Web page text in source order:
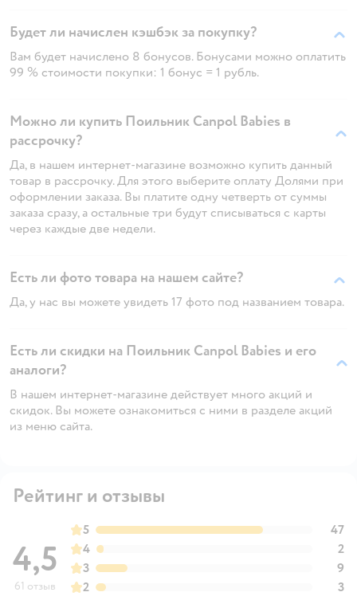
Будет ли начислен кэшбэк за покупку?
Вам будет начислено 8 бонусов. Бонусами можно оплатить
99 % стоимости покупки: 1 бонус = 1 рубль.
Можно ли купить Поильник Canpol Babies в
рассрочку?
Да, в нашем интернет-магазине возможно купить данный
товар в рассрочку. Для этого выберите оплату Долями при
оформлении заказа. Вы платите одну четверть от суммы
заказа сразу, а остальные три будут списываться с карты
через каждые две недели.
Есть ли фото товара на нашем сайте?
Да, у нас вы можете увидеть 17 фото под названием товара.
Есть ли скидки на Поильник Canpol Babies и его
аналоги?
В нашем интернет-магазине действует много акций и
скидок. Вы можете ознакомиться с ними в разделе акций
из меню сайта.
Рейтинг и отзывы
4,5
61 отзыв
5
47
4
2
3
9
2
3